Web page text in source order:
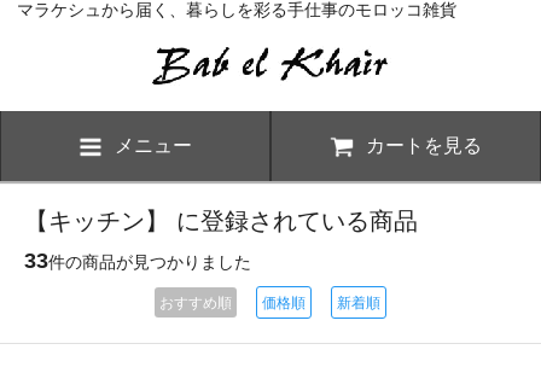
マラケシュから届く、暮らしを彩る手仕事のモロッコ雑貨
メニュー カートを見る
【キッチン】 に登録されている商品
33件の商品が見つかりました
おすすめ順 価格順 新着順